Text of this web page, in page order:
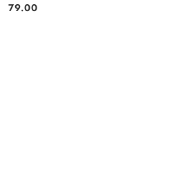
Cena:
79.00